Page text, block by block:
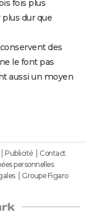
fois plus
plus dur que
des
le font pas
aussi un moyen
Publicité
Contact
personnelles
Groupe Figaro